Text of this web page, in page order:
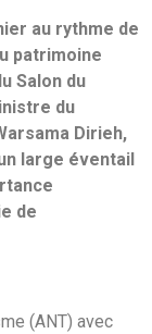
au rythme de
patrimoine
Salon du
du
Dirieh,
large éventail
de
(ANT) avec